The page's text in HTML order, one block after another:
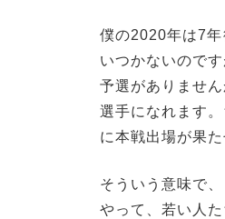
僕の2020年は7
いつかないので
予選がありませ
選手になれます
に本戦出場が果
そういう意味で
やって、若い人